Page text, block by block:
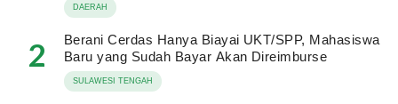
DAERAH
2
Berani Cerdas Hanya Biayai UKT/SPP, Mahasiswa
Baru yang Sudah Bayar Akan Direimburse
SULAWESI TENGAH